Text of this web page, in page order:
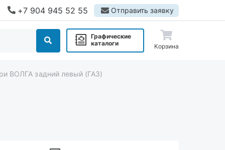
+7 904 945 52 55 Отправить заявку
Графические
каталоги
Корзина
ВОЛГА задний левый (ГАЗ)